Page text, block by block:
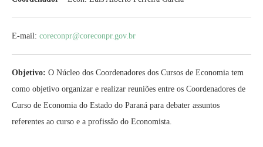
E-mail: coreconpr@coreconpr.gov.br
Objetivo: O Núcleo dos Coordenadores dos Cursos de Economia tem
como objetivo organizar e realizar reuniões entre os Coordenadores de
Curso de Economia do Estado do Paraná para debater assuntos
referentes ao curso e a profissão do Economista.